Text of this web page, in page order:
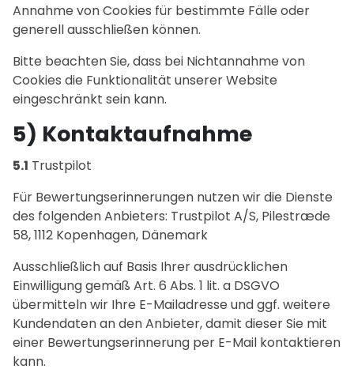
Annahme von Cookies für bestimmte Fälle oder
generell ausschließen können.
Bitte beachten Sie, dass bei Nichtannahme von
Cookies die Funktionalität unserer Website
eingeschränkt sein kann.
5) Kontaktaufnahme
5.1 Trustpilot
Für Bewertungserinnerungen nutzen wir die Dienste
des folgenden Anbieters: Trustpilot A/S, Pilestræde
58, 1112 Kopenhagen, Dänemark
Ausschließlich auf Basis Ihrer ausdrücklichen
Einwilligung gemäß Art. 6 Abs. 1 lit. a DSGVO
übermitteln wir Ihre E-Mailadresse und ggf. weitere
Kundendaten an den Anbieter, damit dieser Sie mit
einer Bewertungserinnerung per E-Mail kontaktieren
kann.